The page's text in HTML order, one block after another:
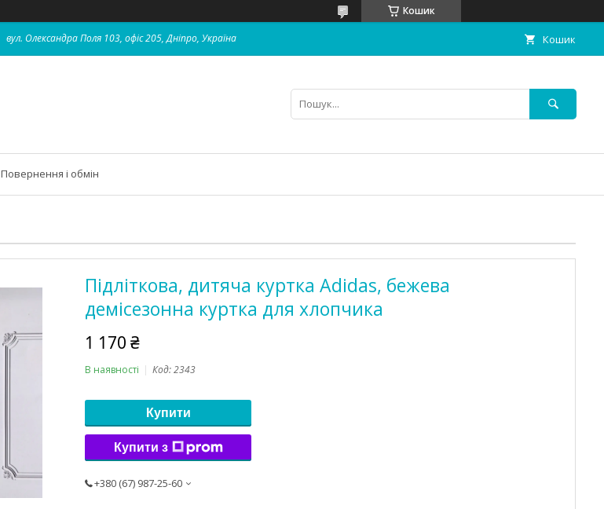
Кошик
вул. Олександра Поля 103, офіс 205, Дніпро, Україна Кошик
Повернення і обмін
Підліткова, дитяча куртка Adidas, бежева
демісезонна куртка для хлопчика
1 170 ₴
В наявності Код:2343
Купити
Купити з
+380 (67) 987-25-60